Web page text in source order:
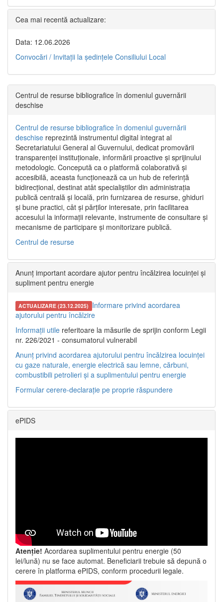
Cea mai recentă actualizare:
Data: 12.06.2026
Convocări / Invitaţii la şedinţele Consiliului Local
Centrul de resurse bibliografice în domeniul guvernării
deschise
Centrul de resurse bibliografice în domeniul guvernării
deschise reprezintă instrumentul digital integrat al
Secretariatului General al Guvernului, dedicat promovării
transparenței instituționale, informării proactive și sprijinului
metodologic. Concepută ca o platformă colaborativă și
accesibilă, aceasta funcționează ca un hub de referință
bidirecțional, destinat atât specialiștilor din administrația
publică centrală și locală, prin furnizarea de resurse, ghiduri
și bune practici, cât și părților interesate, prin facilitarea
accesului la informații relevante, instrumente de consultare și
mecanisme de participare și monitorizare publică.
Centrul de resurse
Anunț important acordare ajutor pentru încălzirea locuinței și
supliment pentru energie
ACTUALIZARE (23.12.2025) Informare privind acordarea
ajutorului pentru încălzire
Informații utile referitoare la măsurile de sprijin conform Legii
nr. 226/2021 - consumatorul vulnerabil
Anunț privind acordarea ajutorului pentru încălzirea locuinței
cu gaze naturale, energie electrică sau lemne, cărbuni,
combustibili petrolieri și a suplimentului pentru energie
Formular cerere-declarație pe proprie răspundere
ePIDS
Atenție! Acordarea suplimentului pentru energie (50
lei/lună) nu se face automat. Beneficiarii trebuie să depună o
cerere în platforma ePIDS, conform procedurii legale.